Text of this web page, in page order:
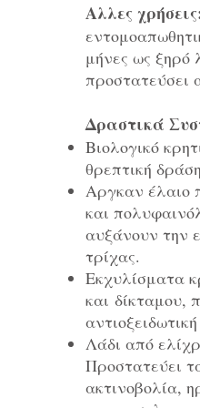
Αλλες
μήνες ως ξηρό
προστατεύσει
Δραστικά
Βιολογικό
θρεπτική δράση
Αργκαν έλαιο
και
αυξάνουν την
τρίχας.
Εκχυλίσματα
και δίκταμου,
Λάδι από
Προστατεύει
ακτινοβολία,